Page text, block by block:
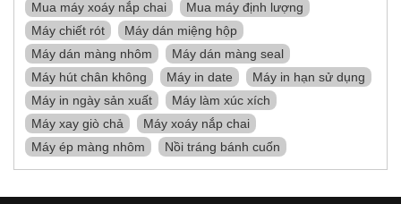
Mua máy xoáy nắp chai
Mua máy định lượng
Máy chiết rót
Máy dán miệng hộp
Máy dán màng nhôm
Máy dán màng seal
Máy hút chân không
Máy in date
Máy in hạn sử dụng
Máy in ngày sản xuất
Máy làm xúc xích
Máy xay giò chả
Máy xoáy nắp chai
Máy ép màng nhôm
Nồi tráng bánh cuốn